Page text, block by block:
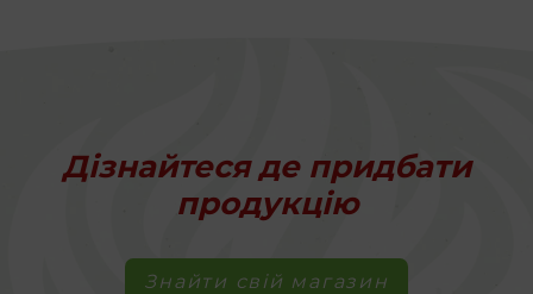
Дізнайтеся де придбати
продукцію
Знайти свій магазин